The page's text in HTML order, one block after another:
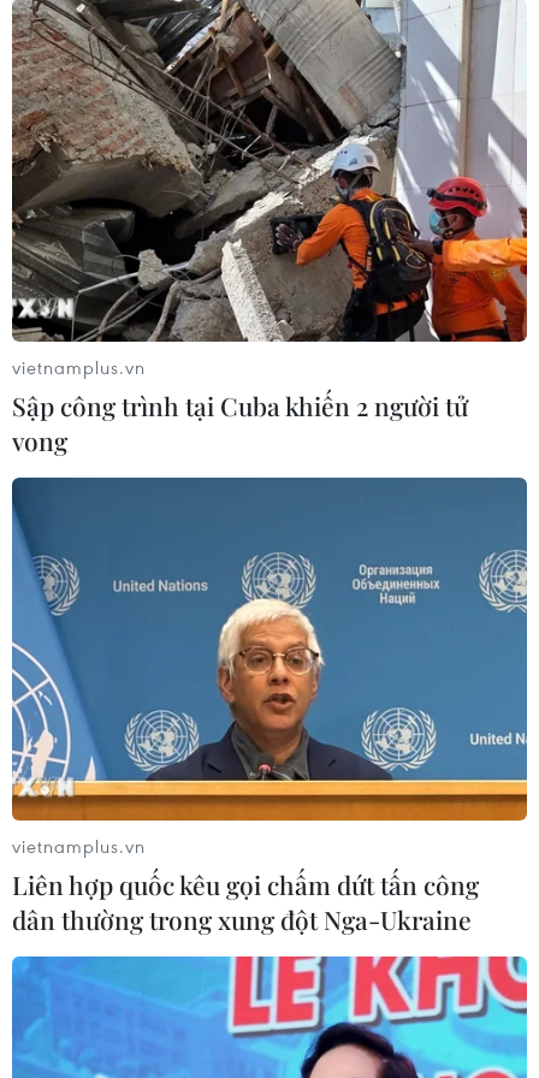
vietnamplus.vn
Sập công trình tại Cuba khiến 2 người tử
vong
vietnamplus.vn
Liên hợp quốc kêu gọi chấm dứt tấn công
dân thường trong xung đột Nga-Ukraine